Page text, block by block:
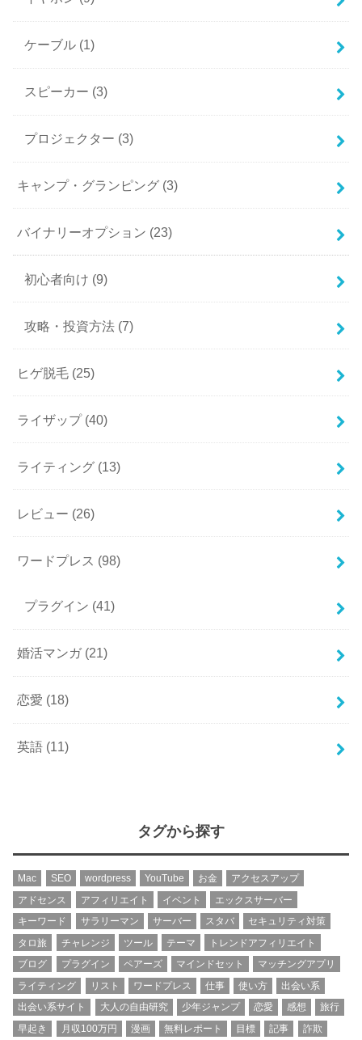
ケーブル (1)
スピーカー (3)
プロジェクター (3)
キャンプ・グランピング (3)
バイナリーオプション (23)
初心者向け (9)
攻略・投資方法 (7)
ヒゲ脱毛 (25)
ライザップ (40)
ライティング (13)
レビュー (26)
ワードプレス (98)
プラグイン (41)
婚活マンガ (21)
恋愛 (18)
英語 (11)
タグから探す
Mac SEO wordpress YouTube お金
アクセスアップ
アドセンス
アフィリエイト イベント
エックスサーバー
キーワード
サラリーマン サーバー スタバ
セキュリティ対策
タロ旅
チャレンジ ツール テーマ
トレンドアフィリエイト
ブログ
プラグイン ペアーズ マインドセット
マッチングアプリ
ライティング
リスト ワードプレス 仕事 使い方
出会い系
出会い系サイト
大人の自由研究 少年ジャンプ 恋愛 感想
旅行
早起き
月収100万円 漫画 無料レポート 目標 記事 詐欺